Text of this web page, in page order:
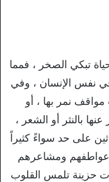
تبكي الصخر ، فمما
نفس الإنسان ، وفي
نمر بها ، أو
بالنثر أو الشعر ،
على حد سواءً كثيراً
ومشاعرهم
حزينة تلمس القلوب